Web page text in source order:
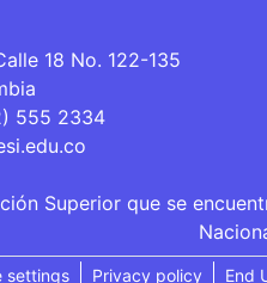
18 No. 122-135
555 2334
Superior que se
settings Privacy policy End